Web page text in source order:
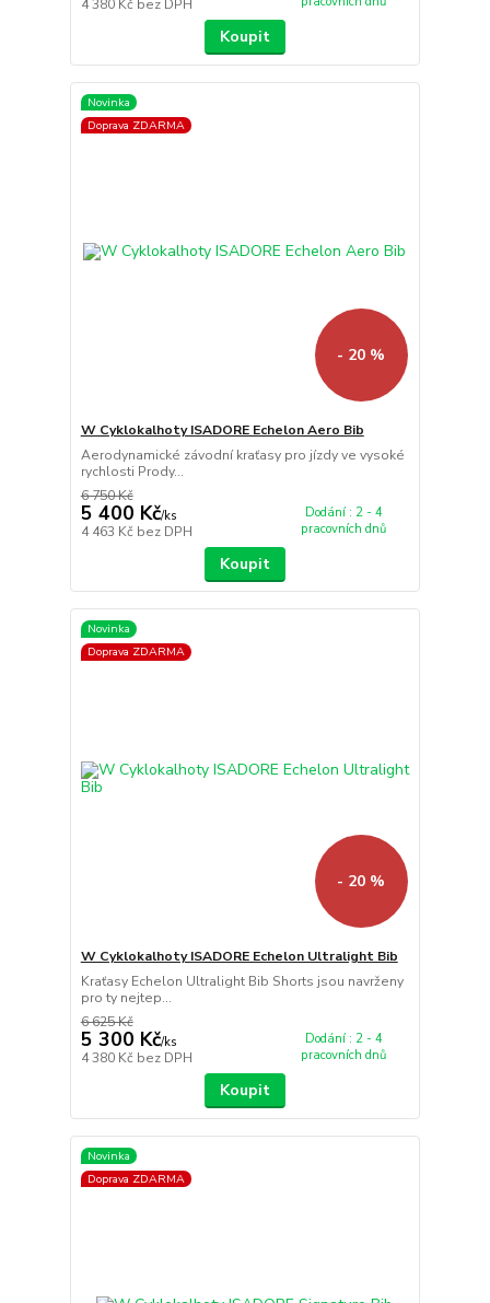
4 380 Kč bez DPH
Koupit
Novinka
Doprava ZDARMA
- 20 %
W Cyklokalhoty ISADORE Echelon Aero Bib
Aerodynamické závodní kraťasy pro jízdy ve vysoké
rychlosti Prody...
6 750 Kč
5 400 Kč/ks
4 463 Kč bez DPH
Dodání : 2 - 4
pracovních dnů
Koupit
Novinka
Doprava ZDARMA
- 20 %
W Cyklokalhoty ISADORE Echelon Ultralight Bib
Kraťasy Echelon Ultralight Bib Shorts jsou navrženy
pro ty nejtep...
6 625 Kč
5 300 Kč/ks
4 380 Kč bez DPH
Dodání : 2 - 4
pracovních dnů
Koupit
Novinka
Doprava ZDARMA